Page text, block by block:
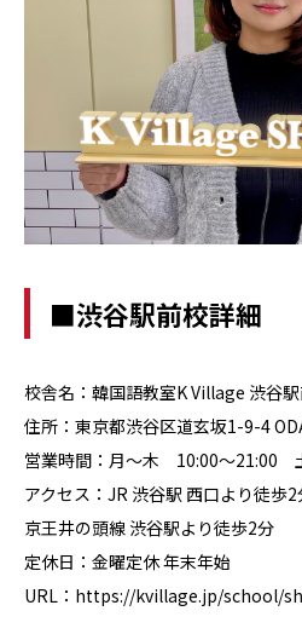
■渋谷駅前校詳細
校舎名：韓国語教室K Village 渋谷
住所：東京都渋谷区道玄坂1-9-4
営業時間：月～木 10:00～
アクセス：JR 渋谷駅 西口より徒歩2
京王井の頭線 渋谷駅より徒歩2分
定休日：金曜定休 年末年始
URL：https://kvillage.jp/school/